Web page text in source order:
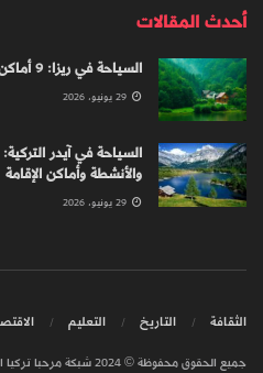
أحدث المقالات
السياحة في ريزا: 9 أماكن ساحرة لا تفوتك في شمال تركيا
السياحة في آيدر
والأنشطة وأماكن الإقامة
الثقافة التاريخ التعليم
جميع الحقوق محفوظة © 2024 شبكة مرحبا تركيا الإخبارية